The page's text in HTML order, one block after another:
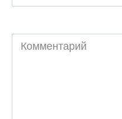
Комментарий